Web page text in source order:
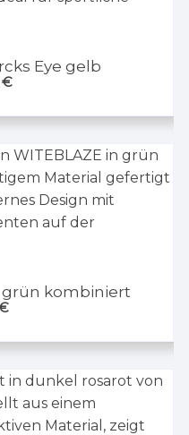
Eye gelb
€
grün kombiniert